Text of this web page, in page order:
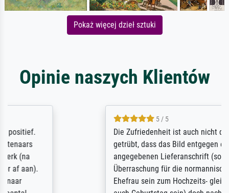
Pokaż więcej dzieł sztuki
Opinie naszych Klientów
Die Zufriedenheit ist auch nicht dadurch
getrübt, dass das Bild entgegen einer
angegebenen Lieferanschrift (sollte eine
Überraschung für die normannische
Ehefrau sein zum Hochzeits- gleichzeitig